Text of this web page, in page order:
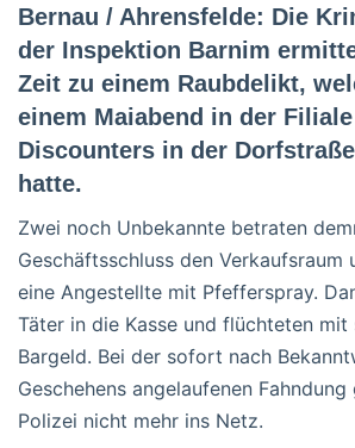
Bernau / Ahrensfelde: Die
der Inspektion Barnim
Zeit zu einem Raubdelikt,
einem Maiabend in der
Discounters in der
hatte.
Zwei noch Unbekannte betraten
Geschäftsschluss den
eine Angestellte mit Pfefferspray.
Täter in die Kasse und flüchteten mit
Bargeld. Bei der sofort nach
Geschehens angelaufenen
Polizei nicht mehr ins Netz.